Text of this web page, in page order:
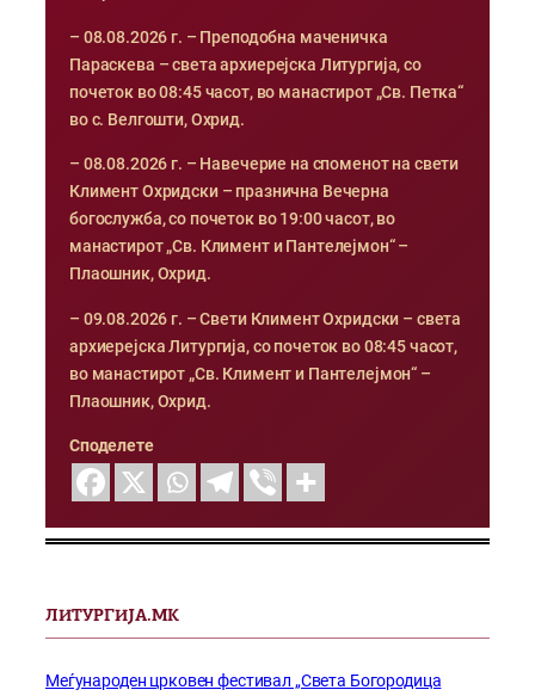
– 08.08.2026 г. – Преподобна маченичка
Параскева – света архиерејска Литургија, со
почеток во 08:45 часот, во манастирот „Св. Петка“
во с. Велгошти, Охрид.
– 08.08.2026 г. – Навечерие на споменот на свети
Климент Охридски – празнична Вечерна
богослужба, со почеток во 19:00 часот, во
манастирот „Св. Климент и Пантелејмон“ –
Плаошник, Охрид.
– 09.08.2026 г. – Свети Климент Охридски – света
архиерејска Литургија, со почеток во 08:45 часот,
во манастирот „Св. Климент и Пантелејмон“ –
Плаошник, Охрид.
Споделете
ЛИТУРГИЈА.МК
Меѓународен црковен фестивал „Света Богородица